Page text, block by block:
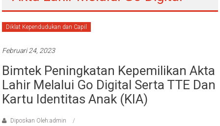
Diklat Kependudukan dan Capil
Februari 24, 2023
Bimtek Peningkatan Kepemilikan Akta
Lahir Melalui Go Digital Serta TTE Dan
Kartu Identitas Anak (KIA)
Diposkan Oleh:admin